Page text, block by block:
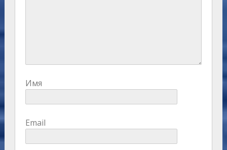
Имя
Email